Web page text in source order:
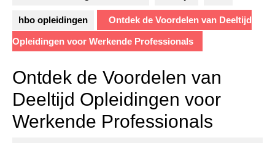
hbo opleidingen Ontdek de Voordelen van Deeltijd
Opleidingen voor Werkende Professionals
Ontdek de Voordelen van
Deeltijd Opleidingen voor
Werkende Professionals